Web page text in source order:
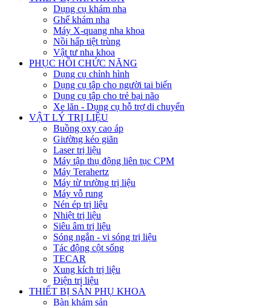
Dụng cụ khám nha
Ghế khám nha
Máy X-quang nha khoa
Nồi hấp tiệt trùng
Vật tư nha khoa
PHỤC HỒI CHỨC NĂNG
Dụng cụ chỉnh hình
Dụng cụ tập cho người tai biến
Dụng cụ tập cho trẻ bại não
Xe lăn - Dụng cụ hỗ trợ di chuyển
VẬT LÝ TRỊ LIỆU
Buồng oxy cao áp
Giường kéo giãn
Laser trị liệu
Máy tập thụ động liên tục CPM
Máy Terahertz
Máy từ trường trị liệu
Máy vỗ rung
Nén ép trị liệu
Nhiệt trị liệu
Siêu âm trị liệu
Sóng ngắn - vi sóng trị liệu
Tác động cột sống
TECAR
Xung kích trị liệu
Điện trị liệu
THIẾT BỊ SẢN PHỤ KHOA
Bàn khám sản